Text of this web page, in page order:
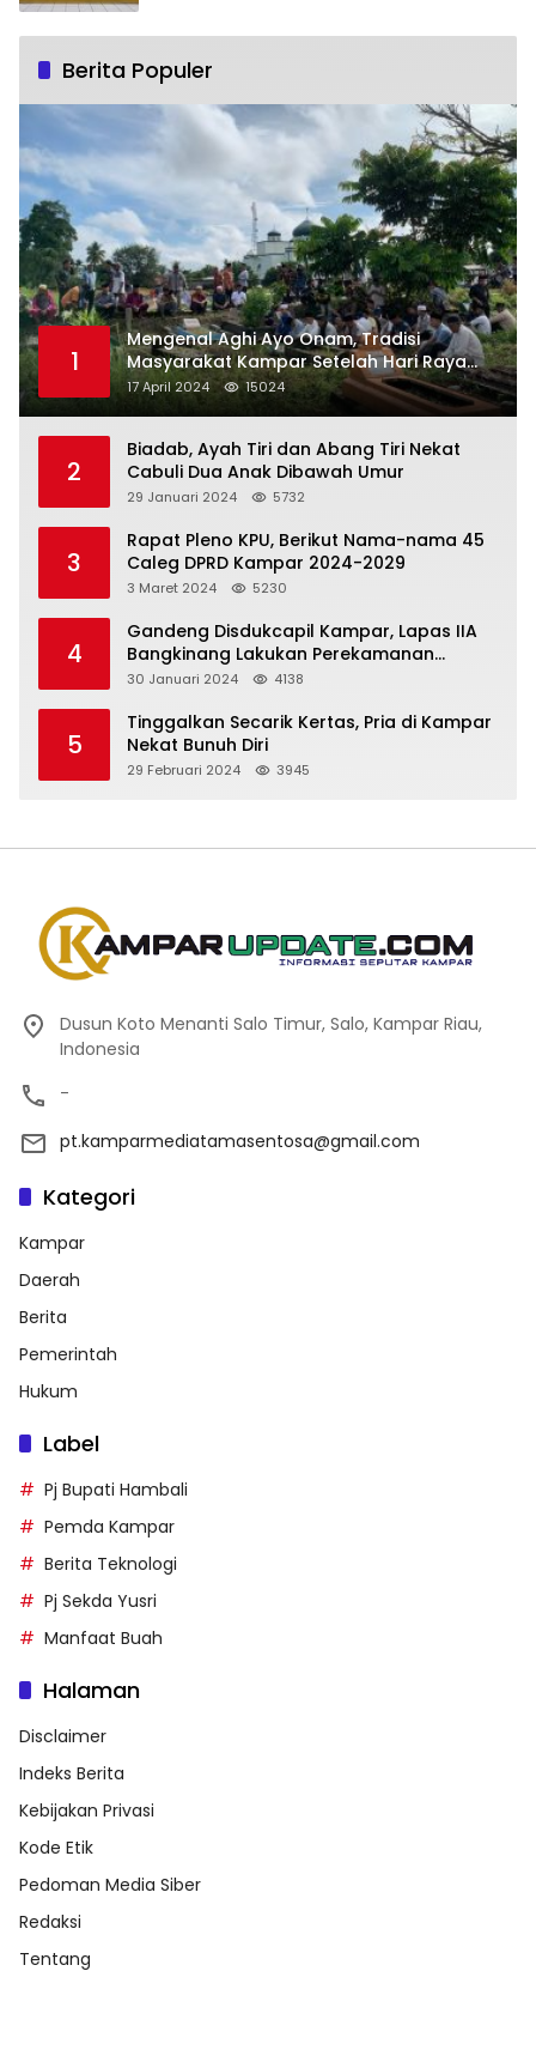
Berita Populer
1
Mengenal Aghi Ayo Onam, Tradisi
Masyarakat Kampar Setelah Hari Raya
Idul Fitri
17 April 2024 15024
2
Biadab, Ayah Tiri dan Abang Tiri Nekat
Cabuli Dua Anak Dibawah Umur
29 Januari 2024 5732
3
Rapat Pleno KPU, Berikut Nama-nama 45
3 Maret 2024 5230
4
Gandeng Disdukcapil Kampar, Lapas IIA
Bangkinang Lakukan Perekamanan
Kependudukan WBP
30 Januari 2024 4138
5
Tinggalkan Secarik Kertas, Pria di Kampar
Nekat Bunuh Diri
29 Februari 2024 3945
Dusun Koto Menanti Salo Timur, Salo, Kampar Riau,
Indonesia
-
pt.kamparmediatamasentosa@gmail.com
Kategori
Kampar
Daerah
Berita
Pemerintah
Hukum
Label
Pj Bupati Hambali
Pemda Kampar
Berita Teknologi
Pj Sekda Yusri
Manfaat Buah
Halaman
Disclaimer
Indeks Berita
Kebijakan Privasi
Kode Etik
Pedoman Media Siber
Redaksi
Tentang